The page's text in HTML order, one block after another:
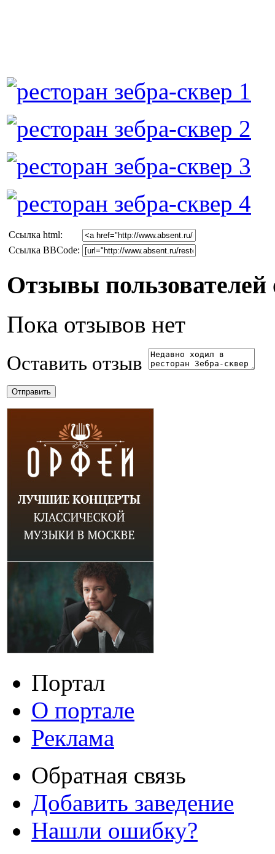
Cсылка html:
Ссылка BBCode:
Отзывы пользователей
Пока отзывов нет
Оставить отзыв
Портал
О портале
Реклама
Обратная связь
Добавить заведение
Нашли ошибку?